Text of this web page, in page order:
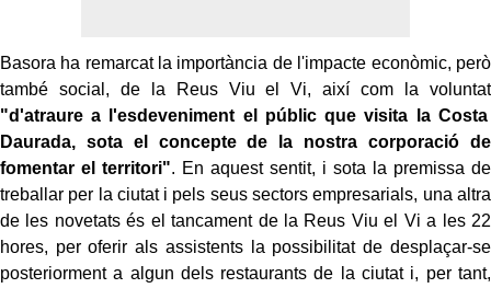
Basora ha remarcat la importància de l'impacte econòmic, però
també social, de la Reus Viu el Vi, així com la voluntat
"d'atraure a l'esdeveniment el públic que visita la Costa
Daurada, sota el concepte de la nostra corporació de
fomentar el territori". En aquest sentit, i sota la premissa de
treballar per la ciutat i pels seus sectors empresarials, una altra
de les novetats és el tancament de la Reus Viu el Vi a les 22
hores, per oferir als assistents la possibilitat de desplaçar-se
posteriorment a algun dels restaurants de la ciutat i, per tant,